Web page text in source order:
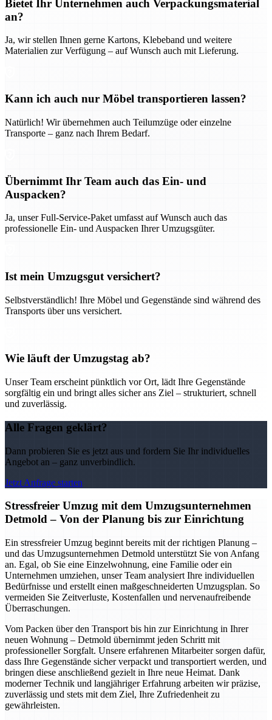
Bietet Ihr Unternehmen auch Verpackungsmaterial
an?
Ja, wir stellen Ihnen gerne Kartons, Klebeband und weitere
Materialien zur Verfügung – auf Wunsch auch mit Lieferung.
Kann ich auch nur Möbel transportieren lassen?
Natürlich! Wir übernehmen auch Teilumzüge oder einzelne
Transporte – ganz nach Ihrem Bedarf.
Übernimmt Ihr Team auch das Ein- und
Auspacken?
Ja, unser Full-Service-Paket umfasst auf Wunsch auch das
professionelle Ein- und Auspacken Ihrer Umzugsgüter.
Ist mein Umzugsgut versichert?
Selbstverständlich! Ihre Möbel und Gegenstände sind während des
Transports über uns versichert.
Wie läuft der Umzugstag ab?
Unser Team erscheint pünktlich vor Ort, lädt Ihre Gegenstände
sorgfältig ein und bringt alles sicher ans Ziel – strukturiert, schnell
und zuverlässig.
Alle Fragen geklärt?
Dann probieren Sie es jetzt aus und fordern Sie Ihr individuelles
Angebot an – ganz unverbindlich.
Jetzt Anfrage starten
Stressfreier Umzug mit dem Umzugsunternehmen
Detmold – Von der Planung bis zur Einrichtung
Ein stressfreier Umzug beginnt bereits mit der richtigen Planung –
und das Umzugsunternehmen Detmold unterstützt Sie von Anfang
an. Egal, ob Sie eine Einzelwohnung, eine Familie oder ein
Unternehmen umziehen, unser Team analysiert Ihre individuellen
Bedürfnisse und erstellt einen maßgeschneiderten Umzugsplan. So
vermeiden Sie Zeitverluste, Kostenfallen und nervenaufreibende
Überraschungen.
Vom Packen über den Transport bis hin zur Einrichtung in Ihrer
neuen Wohnung – Detmold übernimmt jeden Schritt mit
professioneller Sorgfalt. Unsere erfahrenen Mitarbeiter sorgen dafür,
dass Ihre Gegenstände sicher verpackt und transportiert werden, und
bringen diese anschließend gezielt in Ihre neue Heimat. Dank
moderner Technik und langjähriger Erfahrung arbeiten wir präzise,
zuverlässig und stets mit dem Ziel, Ihre Zufriedenheit zu
gewährleisten.